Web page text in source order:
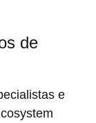
de
e